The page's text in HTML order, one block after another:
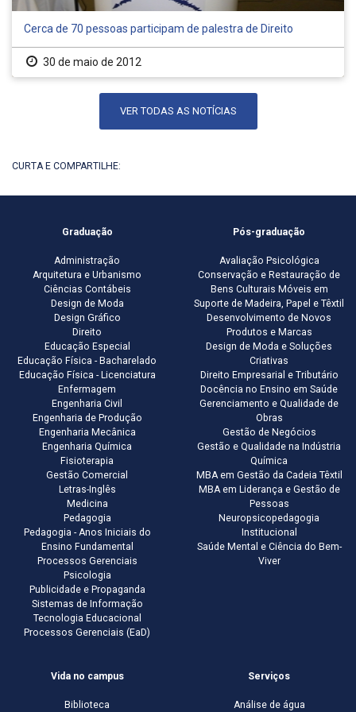
Cerca de 70 pessoas participam de palestra de Direito
30 de maio de 2012
VER TODAS AS NOTÍCIAS
CURTA E COMPARTILHE:
Graduação
Administração
Arquitetura e Urbanismo
Ciências Contábeis
Design de Moda
Design Gráfico
Direito
Educação Especial
Educação Física - Bacharelado
Educação Física - Licenciatura
Enfermagem
Engenharia Civil
Engenharia de Produção
Engenharia Mecânica
Engenharia Química
Fisioterapia
Gestão Comercial
Letras-Inglês
Medicina
Pedagogia
Pedagogia - Anos Iniciais do
Ensino Fundamental
Processos Gerenciais
Psicologia
Publicidade e Propaganda
Sistemas de Informação
Tecnologia Educacional
Processos Gerenciais (EaD)
Pós-graduação
Avaliação Psicológica
Conservação e Restauração de
Bens Culturais Móveis em
Suporte de Madeira, Papel e Têxtil
Desenvolvimento de Novos
Produtos e Marcas
Design de Moda e Soluções
Criativas
Direito Empresarial e Tributário
Docência no Ensino em Saúde
Gerenciamento e Qualidade de
Obras
Gestão de Negócios
Gestão e Qualidade na Indústria
Química
MBA em Gestão da Cadeia Têxtil
MBA em Liderança e Gestão de
Pessoas
Neuropsicopedagogia
Institucional
Saúde Mental e Ciência do Bem-
Viver
Vida no campus
Biblioteca
Serviços
Análise de água